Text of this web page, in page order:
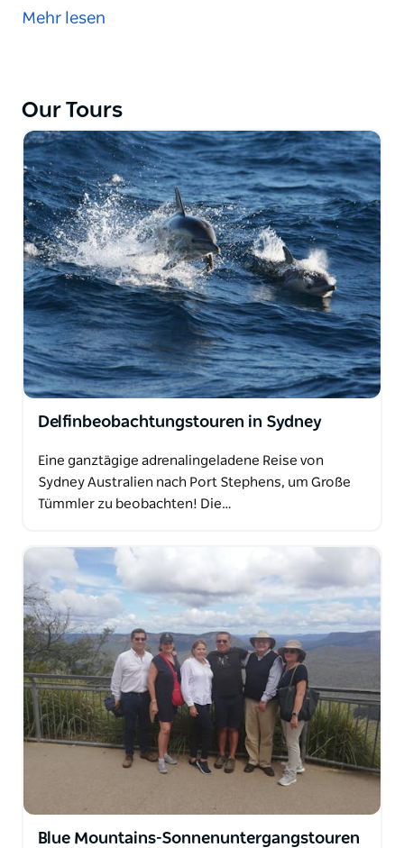
und erkunden Sie eine der spektakulärsten
bei den Jenolan Caves ist der einzige Ort, an dem
Platypus in den Sommermonaten in seinem
Lebensraum zu sehen ist. Diese Sydney-Tour
besucht die Blue Mountains und bietet unterwegs
faszinierende Ausblicke.
Mehr lesen
Our Tours
Delfinbeobachtungstouren in Sydney
Eine ganztägige adrenalingeladene Reise von
Sydney Australien nach Port Stephens, um Große
Tümmler zu beobachten! Die…
Blue Mountains-Sonnenuntergangstouren